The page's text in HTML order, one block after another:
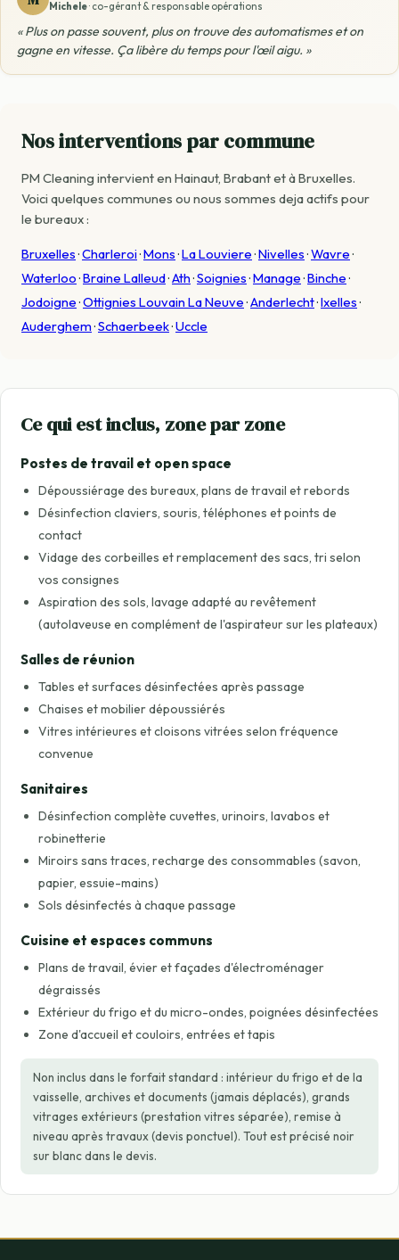
Michele· co-gérant & responsable opérations
« Plus on passe souvent, plus on trouve des automatismes et on
gagne en vitesse. Ça libère du temps pour l'œil aigu. »
Nos interventions par commune
PM Cleaning intervient en Hainaut, Brabant et à Bruxelles.
Voici quelques communes ou nous sommes deja actifs pour
le bureaux :
Bruxelles·Charleroi·Mons·La Louviere·Nivelles·Wavre·
Waterloo·Braine Lalleud·Ath·Soignies·Manage·Binche·
Jodoigne·Ottignies Louvain La Neuve·Anderlecht·Ixelles·
Auderghem·Schaerbeek·Uccle
Ce qui est inclus, zone par zone
Postes de travail et open space
Dépoussiérage des bureaux, plans de travail et rebords
Désinfection claviers, souris, téléphones et points de
contact
Vidage des corbeilles et remplacement des sacs, tri selon
vos consignes
Aspiration des sols, lavage adapté au revêtement
(autolaveuse en complément de l'aspirateur sur les plateaux)
Salles de réunion
Tables et surfaces désinfectées après passage
Chaises et mobilier dépoussiérés
Vitres intérieures et cloisons vitrées selon fréquence
convenue
Sanitaires
Désinfection complète cuvettes, urinoirs, lavabos et
robinetterie
Miroirs sans traces, recharge des consommables (savon,
papier, essuie-mains)
Sols désinfectés à chaque passage
Cuisine et espaces communs
Plans de travail, évier et façades d'électroménager
dégraissés
Extérieur du frigo et du micro-ondes, poignées désinfectées
Zone d'accueil et couloirs, entrées et tapis
Non inclus dans le forfait standard : intérieur du frigo et de la
vaisselle, archives et documents (jamais déplacés), grands
vitrages extérieurs (prestation vitres séparée), remise à
niveau après travaux (devis ponctuel). Tout est précisé noir
sur blanc dans le devis.